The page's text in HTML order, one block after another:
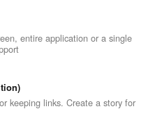
entire application or a single
keeping links. Create a story for